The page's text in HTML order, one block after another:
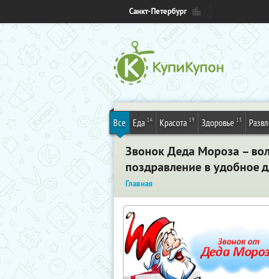
Санкт-Петербург
Все Еда 14 Красота 19 Здоровье 15
Звонок Деда Мороза –
поздравление в удобное
Главная